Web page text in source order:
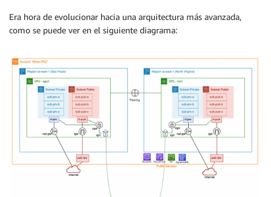
Era hora de evolucionar hacia una arquitectura más avanzada,
como se puede ver en el siguiente diagrama: